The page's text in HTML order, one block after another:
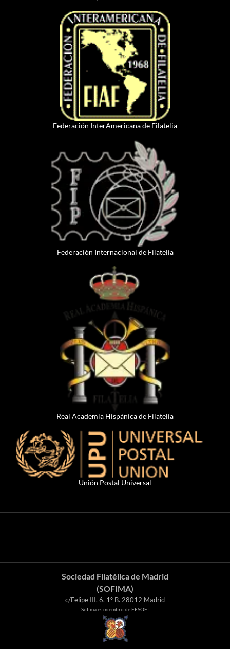
Federación InterAmericana de Filatelia
Federación Internacional de Filatelia
Real Academia Hispánica de Filatelia
Unión Postal Universal
Sociedad Filatélica de Madrid
(SOFIMA)
c/Felipe III, 6, 1º B. 28012 Madrid
Sofima es miembro de FESOFI